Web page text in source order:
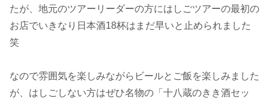
たが、地元のツアーリーダーの方にはしごツアーの最初の
お店でいきなり日本酒18杯はまだ早いと止められました
笑
なので雰囲気を楽しみながらビールとご飯を楽しみました
が、はしごしない方はぜひ名物の「十八蔵のきき酒セッ